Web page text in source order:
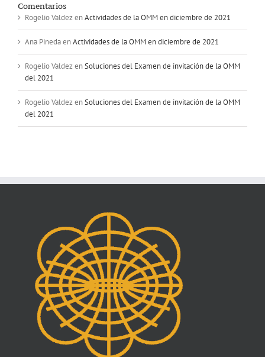
Comentarios
Rogelio ValdezenActividades de la OMM en diciembre de 2021
Ana PinedaenActividades de la OMM en diciembre de 2021
Rogelio ValdezenSoluciones del Examen de invitación de la OMM
del 2021
Rogelio ValdezenSoluciones del Examen de invitación de la OMM
del 2021